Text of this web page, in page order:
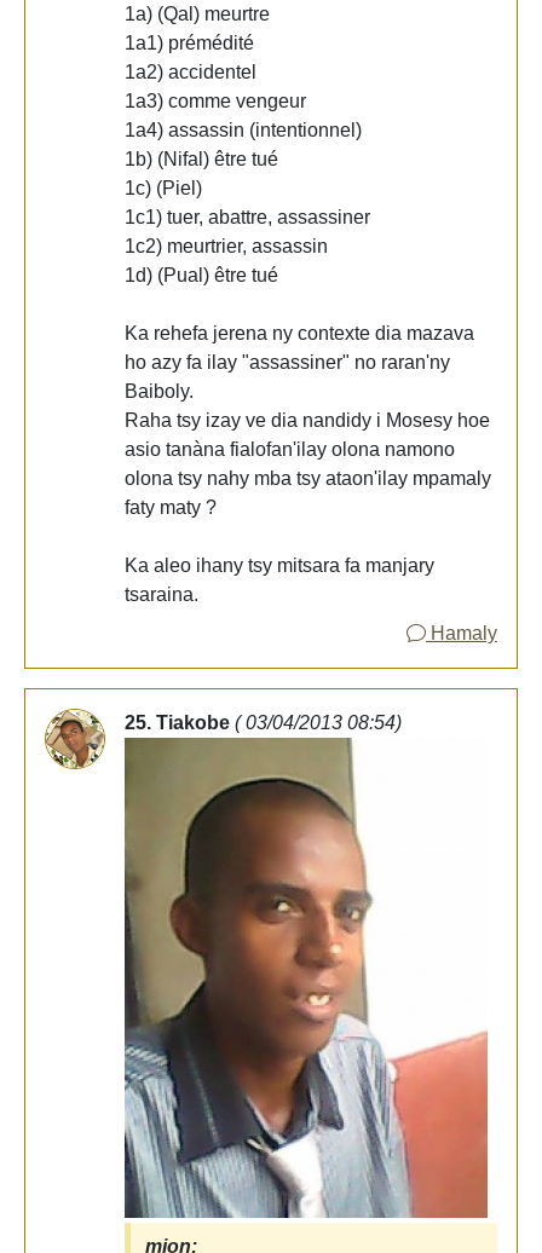
1a) (Qal) meurtre
1a1) prémédité
1a2) accidentel
1a3) comme vengeur
1a4) assassin (intentionnel)
1b) (Nifal) être tué
1c) (Piel)
1c1) tuer, abattre, assassiner
1c2) meurtrier, assassin
1d) (Pual) être tué
Ka rehefa jerena ny contexte dia mazava
ho azy fa ilay "assassiner" no raran'ny
Baiboly.
Raha tsy izay ve dia nandidy i Mosesy hoe
asio tanàna fialofan'ilay olona namono
olona tsy nahy mba tsy ataon'ilay mpamaly
faty maty ?
Ka aleo ihany tsy mitsara fa manjary
tsaraina.
Hamaly
25. Tiakobe ( 03/04/2013 08:54)
mion: